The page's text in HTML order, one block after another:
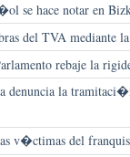
se hace notar en
del TVA mediante
rebaje la
denuncia la
v�ctimas del